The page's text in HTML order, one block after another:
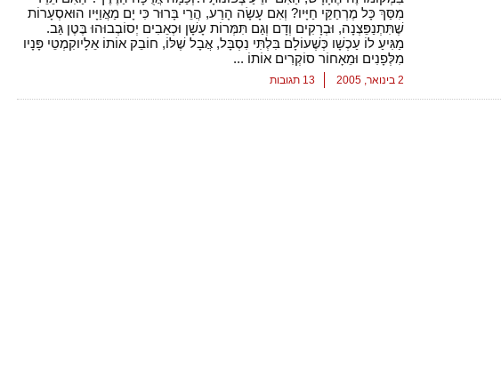
מִסַּךְ כָּל מֶרְחַקֵּי חַיָּיו? וְאִם עָשָׂה הָרַע, הֲרֵי בָּרוּר כִּי יָם מַאֲוַיָּיו הוּאסְעָרוֹת
שֶׁתִּתְנַפֵּצְנָה, וּבְרָקִים וְדָם וְגַם תִּמְּרוֹת עָשָׁן וּכְאֵבִים יְסוֹבְבוּהוּ בֶּטֶן גַּב.
מַגִּיעַ לוֹ עַכְשָׁו כְּשֶׁעוֹלָם בִּלְתִּי נִסְבָּל, אֲבָל שֶׁלּוֹ, חוֹבֵק אוֹתוֹ אֵלָיוקִמְטֵי פָּנָיו
מִלְּפָנִים וּמֵאָחוֹר סוֹקְרִים אוֹתוֹ ...
2 בינואר, 2005 13 תגובות